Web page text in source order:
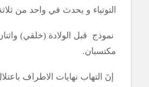
التوتياء و يحدث في واحد من
نموذج قبل الولادة (خلقي)
مكتسبان.
إنَ التهاب نهايات الاطراف